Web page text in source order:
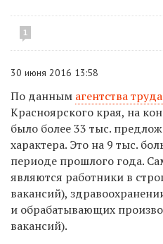
1
30 июня 2016 13:58
По данным агентства
Красноярского края, на
было более 33 тыс.
характера. Это на 9 тыс.
периоде прошлого года.
являются работники в
вакансий),
и обрабатывающих
вакансий).